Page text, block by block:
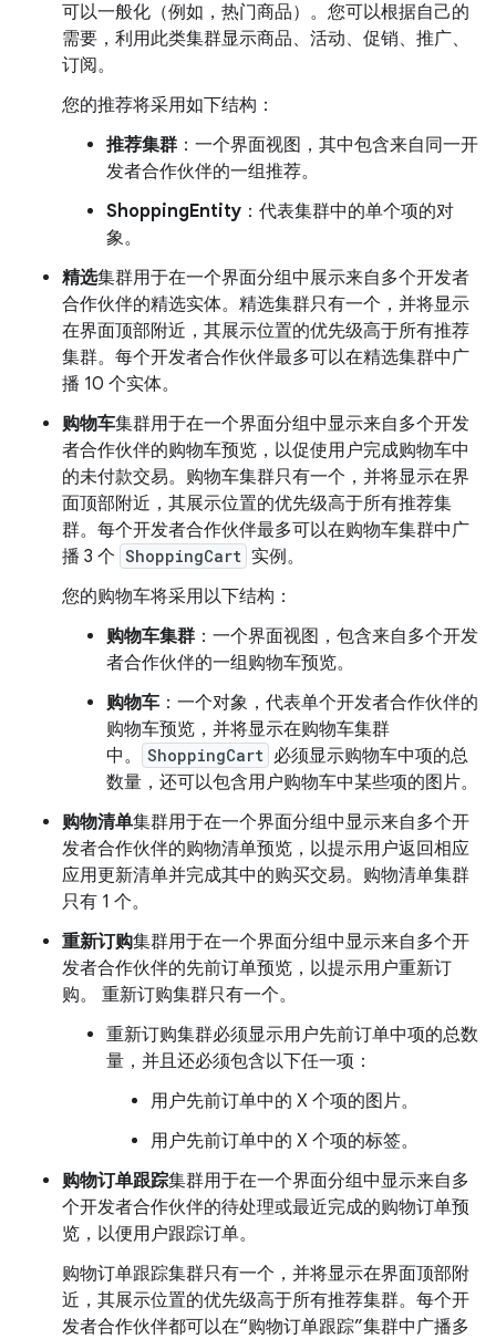
可以一般化（例如，热门商品）。您可以根据自己的
需要，利用此类集群显示商品、活动、促销、推广、
订阅。
您的推荐将采用如下结构：
推荐集群 ：一个界面视图，其中包含来自同一开
发者合作伙伴的一组推荐。
ShoppingEntity ：代表集群中的单个项的对
象。
精选集群用于在一个界面分组中展示来自多个开发者
合作伙伴的精选实体。精选集群只有一个，并将显示
在界面顶部附近，其展示位置的优先级高于所有推荐
集群。每个开发者合作伙伴最多可以在精选集群中广
播 10 个实体。
购物车集群用于在一个界面分组中显示来自多个开发
者合作伙伴的购物车预览，以促使用户完成购物车中
的未付款交易。购物车集群只有一个，并将显示在界
面顶部附近，其展示位置的优先级高于所有推荐集
群。每个开发者合作伙伴最多可以在购物车集群中广
播 3 个 ShoppingCart 实例。
您的购物车将采用以下结构：
购物车集群 ：一个界面视图，包含来自多个开发
者合作伙伴的一组购物车预览。
购物车 ：一个对象，代表单个开发者合作伙伴的
购物车预览，并将显示在购物车集群
中。
ShoppingCart 必须显示购物车中项的总
数量，还可以包含用户购物车中某些项的图片。
购物清单集群用于在一个界面分组中显示来自多个开
发者合作伙伴的购物清单预览，以提示用户返回相应
应用更新清单并完成其中的购买交易。购物清单集群
只有 1 个。
重新订购集群用于在一个界面分组中显示来自多个开
发者合作伙伴的先前订单预览，以提示用户重新订
购。 重新订购集群只有一个。
重新订购集群必须显示用户先前订单中项的总数
量，并且还必须包含以下任一项：
用户先前订单中的 X 个项的图片。
用户先前订单中的 X 个项的标签。
购物订单跟踪集群用于在一个界面分组中显示来自多
个开发者合作伙伴的待处理或最近完成的购物订单预
览，以便用户跟踪订单。
购物订单跟踪集群只有一个，并将显示在界面顶部附
近，其展示位置的优先级高于所有推荐集群。每个开
发者合作伙伴都可以在“购物订单跟踪”集群中广播多